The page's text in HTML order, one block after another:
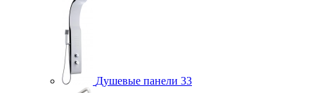
Душевые панели 33